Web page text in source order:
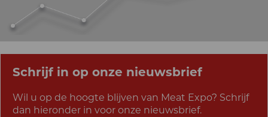
Schrijf in op onze nieuwsbrief
Wil u op de hoogte blijven van Meat Expo? Schrijf
dan hieronder in voor onze nieuwsbrief.